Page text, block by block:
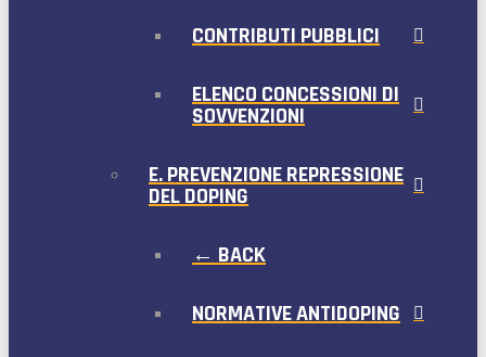
CONTRIBUTI PUBBLICI
ELENCO CONCESSIONI DI
SOVVENZIONI
E. PREVENZIONE REPRESSIONE
DEL DOPING
← BACK
NORMATIVE ANTIDOPING